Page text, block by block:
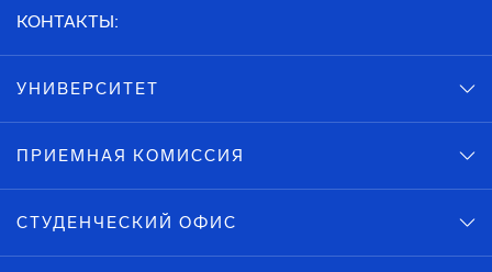
КОНТАКТЫ:
УНИВЕРСИТЕТ
ПРИЕМНАЯ КОМИССИЯ
СТУДЕНЧЕСКИЙ ОФИС